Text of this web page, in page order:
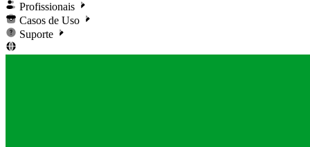
Profissionais
Casos de Uso
Suporte